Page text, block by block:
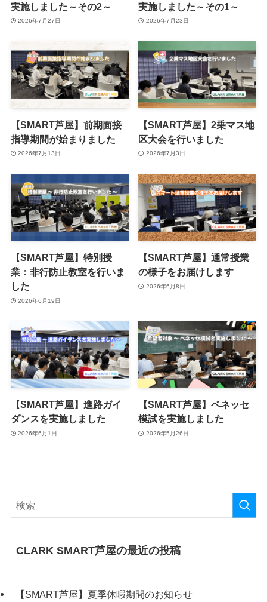
実施しました～その2～
2026年7月27日
実施しました～その1～
2026年7月23日
【SMART芦屋】前期面接
指導期間が始まりました
2026年7月13日
【SMART芦屋】2乗マス地
区大会を行いました
2026年7月3日
【SMART芦屋】特別授
業：非行防止教室を行いま
した
2026年6月19日
【SMART芦屋】通常授業
の様子をお届けします
2026年6月8日
【SMART芦屋】進路ガイ
ダンスを実施しました
2026年6月1日
【SMART芦屋】ベネッセ
模試を実施しました
2026年5月26日
CLARK SMART芦屋の最近の投稿
【SMART芦屋】夏季休暇期間のお知らせ